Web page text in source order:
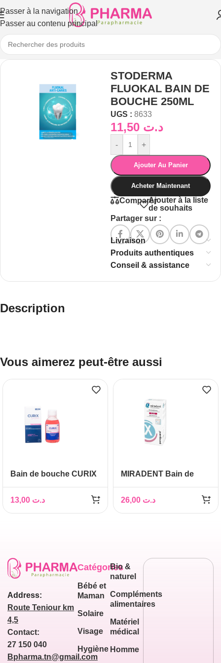
Passer à la navigation
Passer au contenu principal
STODERMA
FLUOKAL BAIN DE
BOUCHE 250ML
UGS : 8633
د.ت
- +
Ajouter Au Panier
Acheter Maintenant
ComparerAjouter à la liste
de souhaits
Partager sur :
Livraison
Produits authentiques
Conseil & assistance
Description
Vous aimerez peut-être aussi
Bain de bouche CURIX
د.ت
MIRADENT Bain de
200ml
د.ت
Address:
Route Teniour km
4,5
Contact:
27 150 040
Bpharma.tn@gmail.com
Catégories
Bébé et
Maman
Solaire
Visage
Hygiène
Bio &
naturel
Compléments
alimentaires
Matériel
médical
Homme